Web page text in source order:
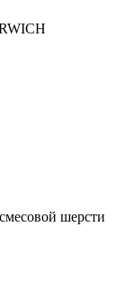
шерсти